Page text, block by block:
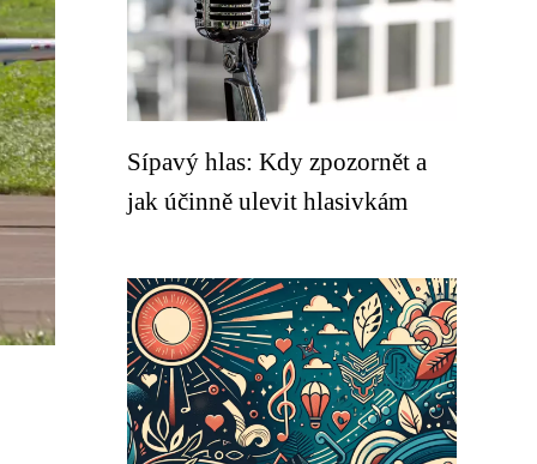
Sípavý hlas: Kdy zpozornět a
jak účinně ulevit hlasivkám